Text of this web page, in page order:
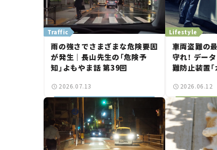
Traffic
雨の強さでさまざまな危険要因
が発生｜長山先生の「危険予
知」よもやま話 第39回
2026.07.13
Lifestyle
車両盗難の
守れ！ デー
難防止装置
ボーイ”にも
つ。
2026.06.12